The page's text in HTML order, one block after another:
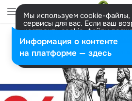
Мы используем cookie-файлы,
сервисы для вас. Если ваш
настроить cookie-файлы
представитель. Больше
Разрешить все Настроить
Информация о контенте
на платформе — здесь